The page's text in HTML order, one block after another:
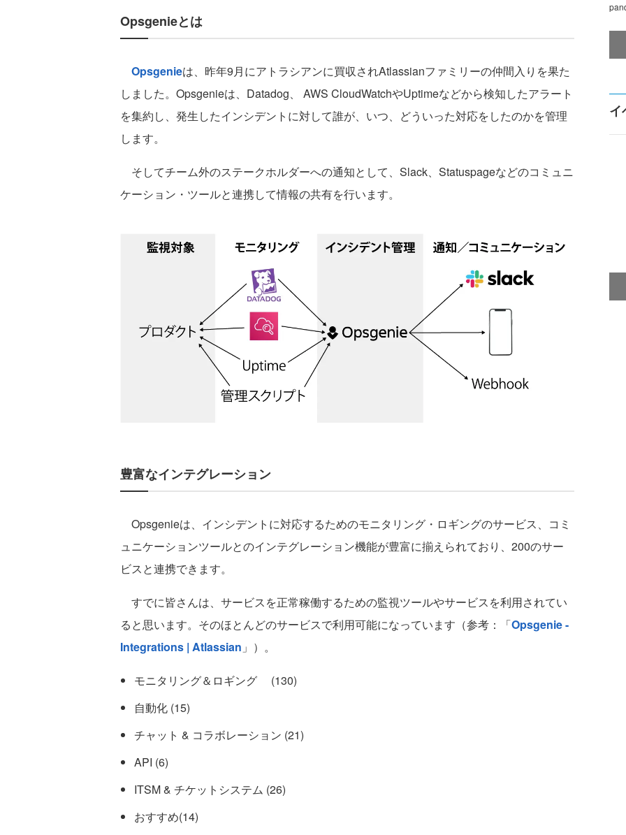
Opsgenieとは
Opsgenieは、昨年9月にアトラシアンに買収されAtlassianファミリーの仲間入りを果た
しました。Opsgenieは、Datadog、 AWS CloudWatchやUptimeなどから検知したアラート
を集約し、発生したインシデントに対して誰が、いつ、どういった対応をしたのかを管理
します。
そしてチーム外のステークホルダーへの通知として、Slack、Statuspageなどのコミュニ
ケーション・ツールと連携して情報の共有を行います。
豊富なインテグレーション
Opsgenieは、インシデントに対応するためのモニタリング・ロギングのサービス、コミ
ュニケーションツールとのインテグレーション機能が豊富に揃えられており、200のサー
ビスと連携できます。
すでに皆さんは、サービスを正常稼働するための監視ツールやサービスを利用されてい
ると思います。そのほとんどのサービスで利用可能になっています（参考：「Opsgenie -
Integrations | Atlassian 」）。
モニタリング＆ロギング (130)
自動化 (15)
チャット & コラボレーション (21)
API (6)
ITSM & チケットシステム (26)
おすすめ(14)
イ